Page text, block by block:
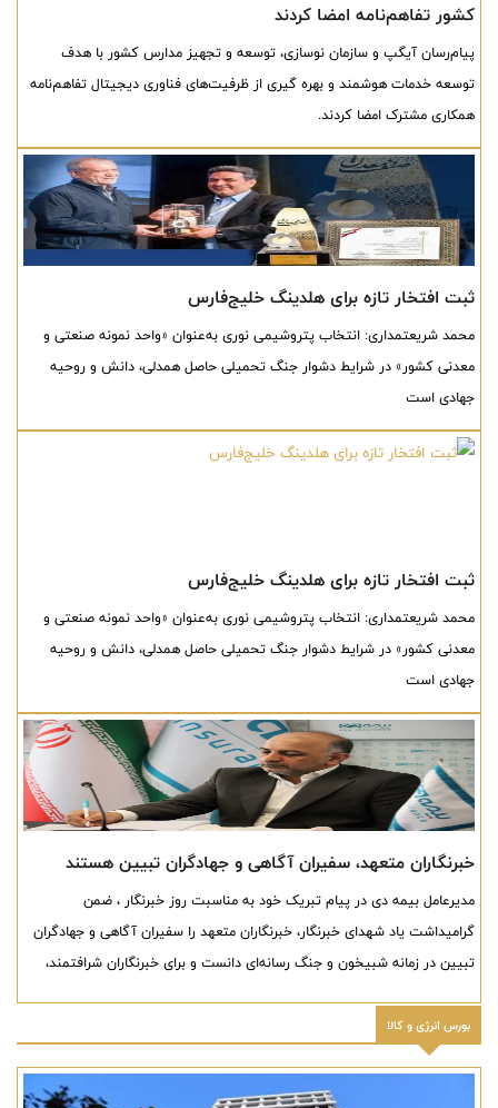
کشور تفاهم‌نامه امضا کردند
پیام‌رسان آیگپ و سازمان نوسازی، توسعه و تجهیز مدارس کشور با هدف
توسعه خدمات هوشمند و بهره گیری از ظرفیت‌های فناوری دیجیتال تفاهم‌نامه
همکاری مشترک امضا کردند.
ثبت افتخار تازه برای هلدینگ خلیج‌فارس
محمد شریعتمداری: انتخاب پتروشیمی نوری به‌عنوان «واحد نمونه صنعتی و
معدنی کشور» در شرایط دشوار جنگ تحمیلی حاصل همدلی، دانش و روحیه
جهادی است
ثبت افتخار تازه برای هلدینگ خلیج‌فارس
محمد شریعتمداری: انتخاب پتروشیمی نوری به‌عنوان «واحد نمونه صنعتی و
معدنی کشور» در شرایط دشوار جنگ تحمیلی حاصل همدلی، دانش و روحیه
جهادی است
خبرنگاران متعهد، سفیران آگاهی و جهادگران تبیین هستند
مدیرعامل بیمه دی در پیام تبریک خود به مناسبت روز خبرنگار ، ضمن
گرامیداشت یاد شهدای خبرنگار، خبرنگاران متعهد را سفیران آگاهی و جهادگران
تبیین در زمانه شبیخون و جنگ رسانه‌ای دانست و برای خبرنگاران شرافتمند،
بورس انرژی و کالا